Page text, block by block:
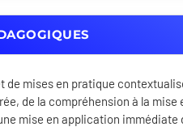
mises en pratique
de la compréhension à la mise
mise en application immédiate